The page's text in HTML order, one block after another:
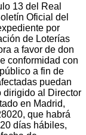
13 del Real
Oficial del
por
de Loterías
a favor de don
conformidad con
a fin de
puedan
dirigido al Director
en Madrid,
que habrá
días hábiles,